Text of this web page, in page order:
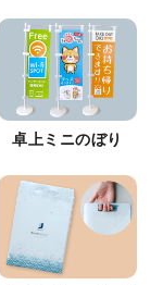
卓上ミニのぼり